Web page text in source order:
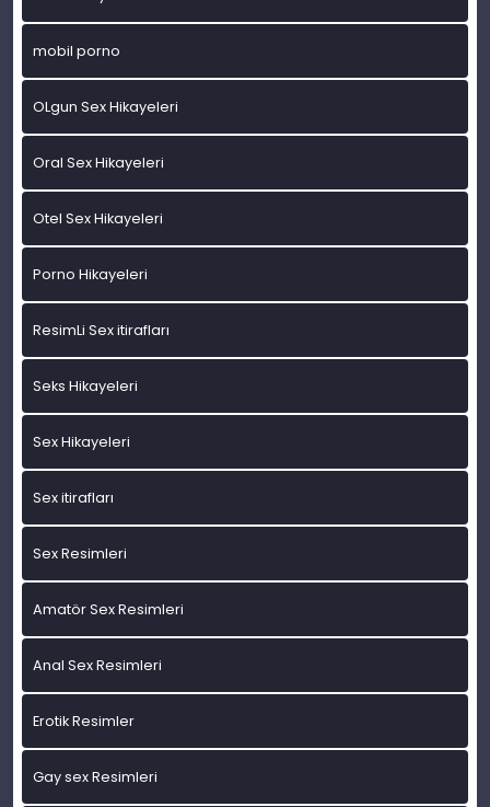
mobil porno
OLgun Sex Hikayeleri
Oral Sex Hikayeleri
Otel Sex Hikayeleri
Porno Hikayeleri
ResimLi Sex itirafları
Seks Hikayeleri
Sex Hikayeleri
Sex itirafları
Sex Resimleri
Amatör Sex Resimleri
Anal Sex Resimleri
Erotik Resimler
Gay sex Resimleri